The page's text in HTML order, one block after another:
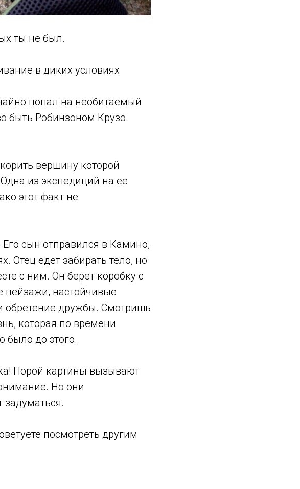
ты не был.
в диких условиях
попал на необитаемый
быть Робинзоном Крузо.
вершину которой
из экспедиций на ее
этот факт не
сын отправился в Камино,
Отец едет забирать тело, но
с ним. Он берет коробку с
пейзажи, настойчивые
обретение дружбы. Смотришь
которая по времени
было до этого.
Порой картины вызывают
Но они
посмотреть другим